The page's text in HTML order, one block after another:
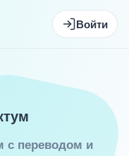
Войти
с переводом и